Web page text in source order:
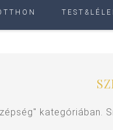
kategóriában.